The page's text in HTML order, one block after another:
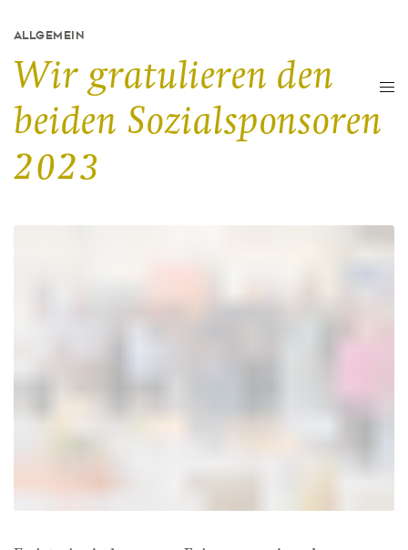
ALLGEMEIN
Wir gratulieren den
beiden Sozialsponsoren
2023